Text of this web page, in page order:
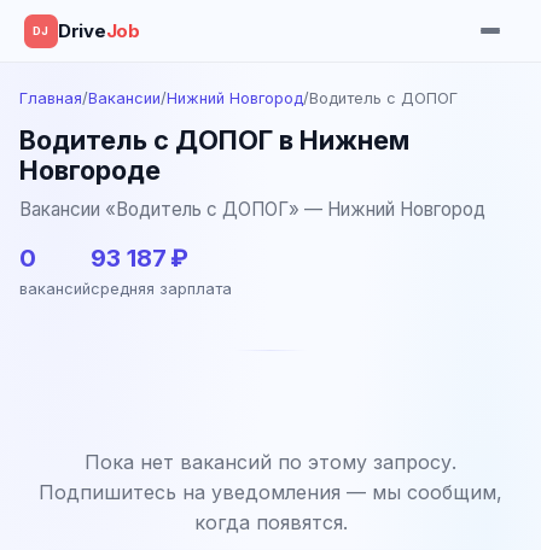
DJ DriveJob
Главная/Вакансии/Нижний Новгород/Водитель с ДОПОГ
Водитель с ДОПОГ в Нижнем
Новгороде
Вакансии «Водитель с ДОПОГ» — Нижний Новгород
0
вакансий
93 187 ₽
средняя зарплата
Пока нет вакансий по этому запросу.
Подпишитесь на уведомления — мы сообщим,
когда появятся.